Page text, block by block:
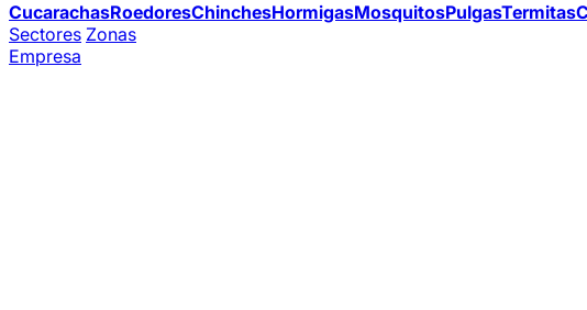
CucarachasRoedoresChinchesHormigasMosquitosPulgasTermitas
Sectores Zonas
Empresa